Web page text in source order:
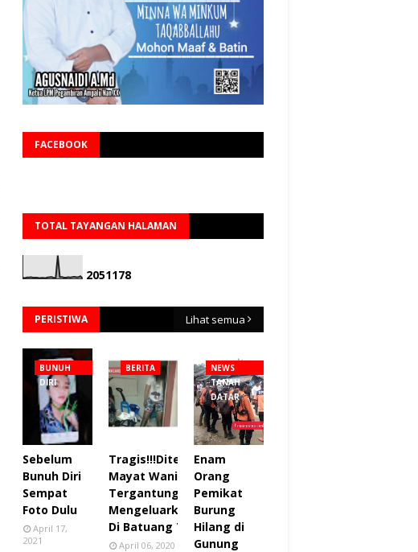
FACEBOOK
TOTAL TAYANGAN HALAMAN
2051178
PERISTIWA Lihat semua
BUNUH
DIRI
Sebelum
Bunuh Diri
Sempat
Foto Dulu
April 17,
2021
BERITA
Tragis!!!Ditemukan
Mayat Wanita
Tergantung sudah
Mengeluarkan Bau
Di Batuang Taba.
April 06, 2020
NEWS
TANAH
DATAR
Enam
Orang
Pemikat
Burung
Hilang di
Gunung